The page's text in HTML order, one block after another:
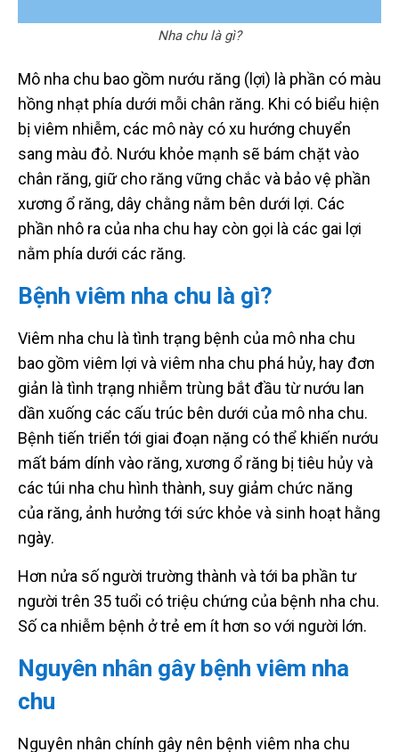
Nha chu là gì?
Mô nha chu bao gồm nướu răng (lợi) là phần có màu
hồng nhạt phía dưới mỗi chân răng. Khi có biểu hiện
bị viêm nhiễm, các mô này có xu hướng chuyển
sang màu đỏ. Nướu khỏe mạnh sẽ bám chặt vào
chân răng, giữ cho răng vững chắc và bảo vệ phần
xương ổ răng, dây chằng nằm bên dưới lợi. Các
phần nhô ra của nha chu hay còn gọi là các gai lợi
nằm phía dưới các răng.
Bệnh viêm nha chu là gì?
Viêm nha chu là tình trạng bệnh của mô nha chu
bao gồm viêm lợi và viêm nha chu phá hủy, hay đơn
giản là tình trạng nhiễm trùng bắt đầu từ nướu lan
dần xuống các cấu trúc bên dưới của mô nha chu.
Bệnh tiến triển tới giai đoạn nặng có thể khiến nướu
mất bám dính vào răng, xương ổ răng bị tiêu hủy và
các túi nha chu hình thành, suy giảm chức năng
của răng, ảnh hưởng tới sức khỏe và sinh hoạt hằng
ngày.
Hơn nửa số người trường thành và tới ba phần tư
người trên 35 tuổi có triệu chứng của bệnh nha chu.
Số ca nhiễm bệnh ở trẻ em ít hơn so với người lớn.
Nguyên nhân gây bệnh viêm nha
chu
Nguyên nhân chính gây nên bệnh viêm nha chu